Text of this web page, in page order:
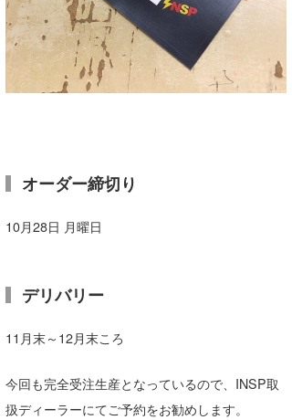
オーダー締切り
10月28日 月曜日
デリバリー
11月末～12月末ころ
今回も完全受注生産となっているので、INSP取
扱ディーラーにてご予約をお勧めします。